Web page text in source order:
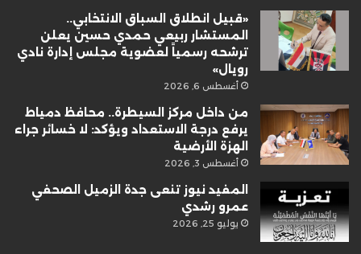
«قبيل انطلاق السباق الانتخابي..
المستشار ربيعي حمدي حسين يعلن
ترشحه رسمياً لعضوية مجلس إدارة نادي
رويال»
أغسطس 6, 2026
من داخل مركز السيطرة.. محافظ دمياط
يرفع درجة الاستعداد ويؤكد: لا خسائر جراء
الهزة الأرضية
أغسطس 3, 2026
المفيد نيوز تنعى جدة الزميل الصحفي
عمرو رشدي
يوليو 25, 2026